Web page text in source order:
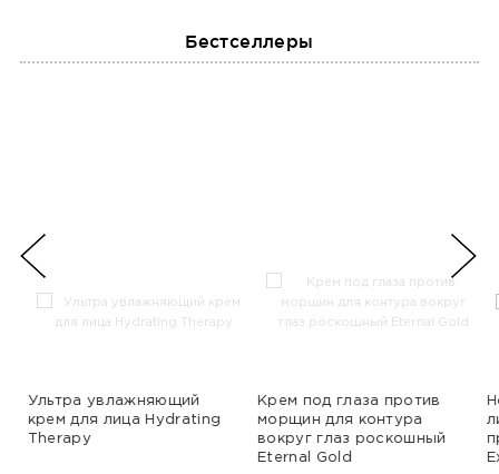
Бестселлеры
Ультра увлажняющий
крем для лица Hydrating
Therapy
Крем под глаза против
морщин для контура
вокруг глаз роскошный
Eternal Gold